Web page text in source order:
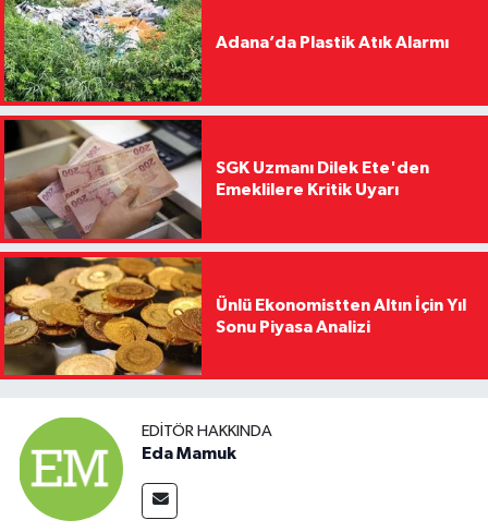
Adana’da Plastik Atık Alarmı
SGK Uzmanı Dilek Ete'den
Emeklilere Kritik Uyarı
Ünlü Ekonomistten Altın İçin Yıl
Sonu Piyasa Analizi
EDITÖR HAKKINDA
Eda Mamuk